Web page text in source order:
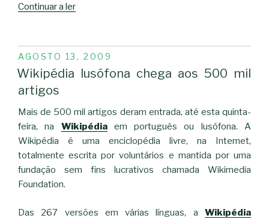
Continuar a ler“DUMP
PUBLICADO
EM
AGOSTO 13, 2009
Wikipédia lusófona chega aos 500 mil
artigos
Mais de 500 mil artigos deram entrada, até esta quinta-
feira, na Wikipédiaem português ou lusófona. A
Wikipédia é uma enciclopédia livre, na Internet,
totalmente escrita por voluntários e mantida por uma
fundação sem fins lucrativos chamada Wikimedia
Foundation.
Das 267 versões em várias línguas, a Wikipédia